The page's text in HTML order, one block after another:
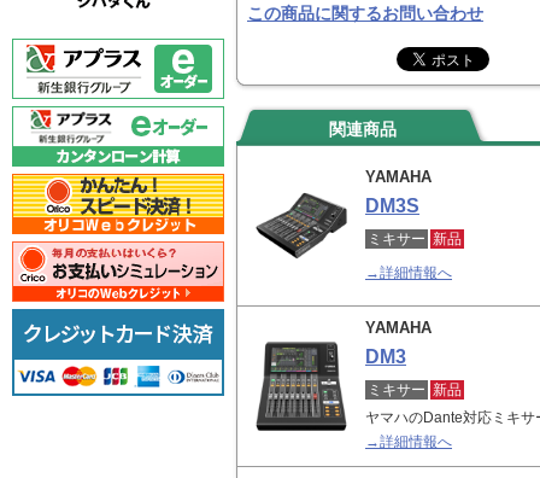
この商品に関するお問い合わせ
関連商品
YAMAHA
DM3S
ミキサー 新品
→詳細情報へ
YAMAHA
DM3
ミキサー 新品
ヤマハのDante対応ミキ
→詳細情報へ